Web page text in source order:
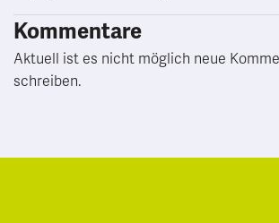
Kommentare
Aktuell ist es nicht möglich neue
schreiben.